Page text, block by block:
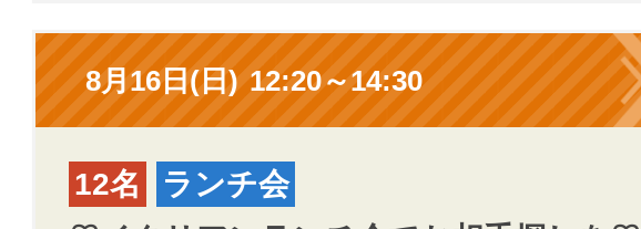
8月16日(日) 12:20～14:30
12名
ランチ会